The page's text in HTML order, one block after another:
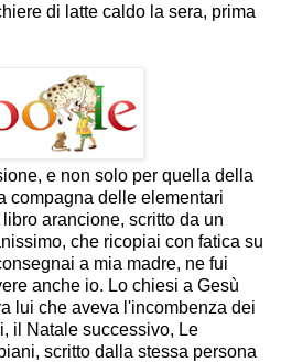
di latte caldo la sera, prima
e non solo per quella della
compagna delle elementari
arancione, scritto da un
che ricopiai con fatica su
a mia madre, ne fui
anche io. Lo chiesi a Gesù
lui che aveva l'incombenza dei
il Natale successivo, Le
scritto dalla stessa persona